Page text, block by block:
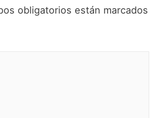
obligatorios están marcados